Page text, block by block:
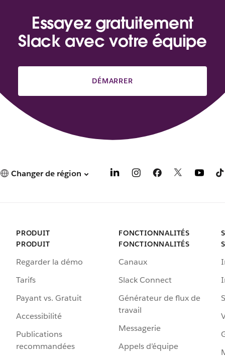
Essayez gratuitement
Slack avec votre équipe
DÉMARRER
Changer de région
PRODUIT
PRODUIT
Regarder la démo
Tarifs
Payant vs. Gratuit
Accessibilité
Publications
recommandées
FONCTIONNALITÉS
FONCTIONNALITÉS
Canaux
Slack Connect
Générateur de flux de
travail
Messagerie
Appels d’équipe